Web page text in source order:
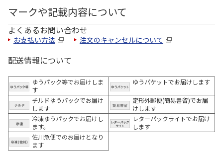
マークや記載内容について
よくあるお問い合わせ
お支払い方法 注文のキャンセルについて
配送情報について
ゆうパック等でお届けしま
す
ゆうパケットでお届けします
チルドゆうパックでお届け
します
定形外郵便(簡易書留)でお届
けします
冷凍ゆうパックでお届けし
ます。
レターパックライトでお届け
します
佐川急便でのお届けとなり
ます